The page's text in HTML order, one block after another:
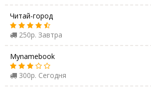
Читай-город
250р. Завтра
Mynamebook
300р. Сегодня